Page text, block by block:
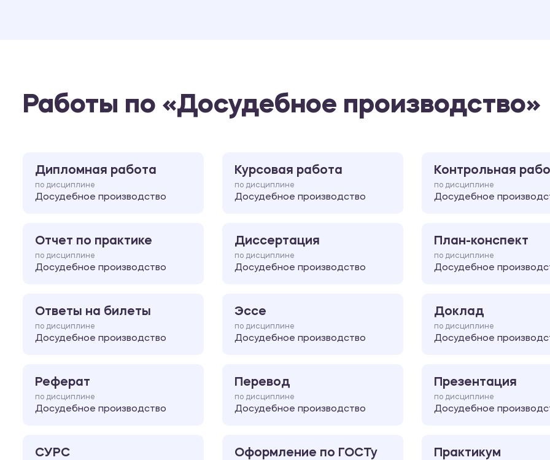
Работы по «Досудебное производство»
Дипломная работа
по дисциплине
Досудебное производство
Курсовая работа
по дисциплине
Досудебное производство
Контрольная
по дисциплине
Досудебное
Отчет по практике
по дисциплине
Досудебное производство
Диссертация
по дисциплине
Досудебное производство
План-конспект
по дисциплине
Досудебное
Ответы на билеты
по дисциплине
Досудебное производство
Эссе
по дисциплине
Досудебное производство
Доклад
по дисциплине
Досудебное
Реферат
по дисциплине
Досудебное производство
Перевод
по дисциплине
Досудебное производство
Презентация
по дисциплине
Досудебное
СУРС Оформление по ГОСТу Практикум